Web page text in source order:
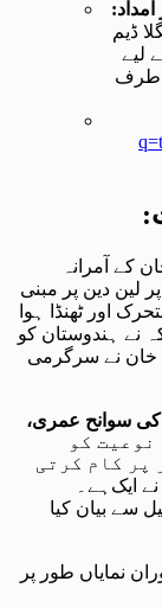
امداد:
ڈیم
لیے
طرف
کے آمرانہ
لین دین پر مبنی
اور ٹھنڈا ہوا
نے ہندوستان کو
خان نے سرگرمی
کو
پر کام کرتی
ہے۔ ایک
سے بیان کیا
نمایاں طور پر